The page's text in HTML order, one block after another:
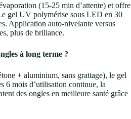
(15-25 min d’attente) et offre
gel UV polymérise sous LED en 30
Application auto-nivelante versus
plus de brillance.
à long terme ?
+ aluminium, sans grattage), le gel
6 mois d’utilisation continue, la
des ongles en meilleure santé grâce